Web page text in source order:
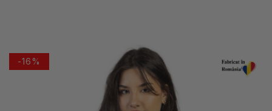
-16%